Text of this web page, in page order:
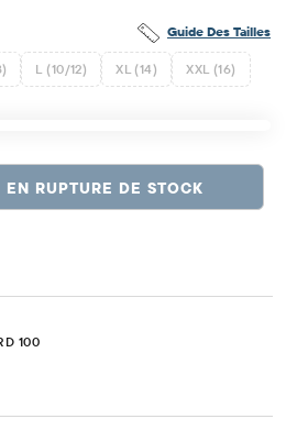
Guide Des Tailles
L (10/12) XL (14) XXL (16)
EN RUPTURE DE STOCK
100